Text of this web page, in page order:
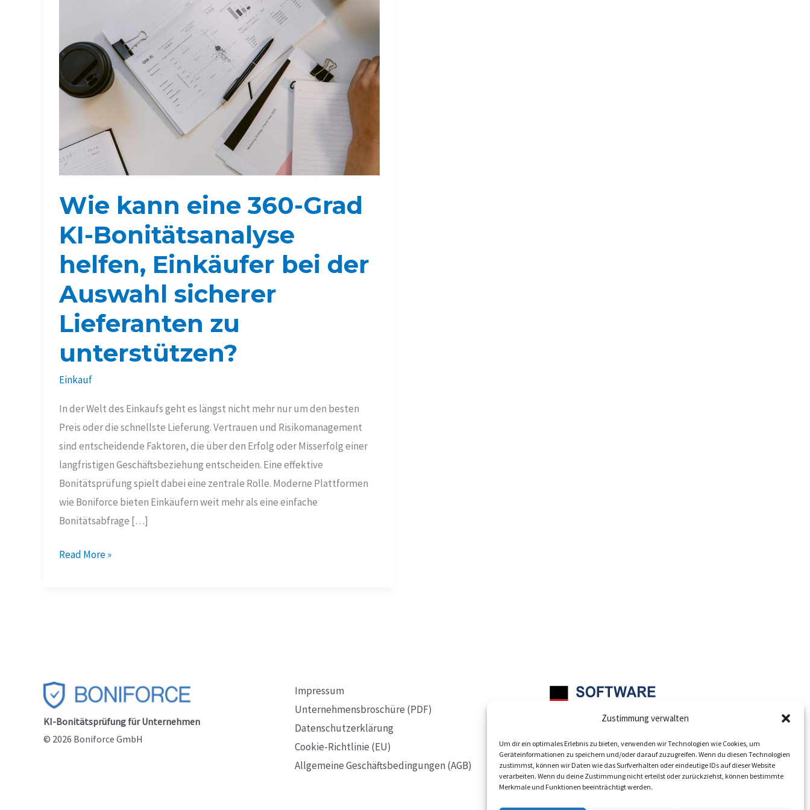
Zustimmung verwalten
Um dir ein optimales Erlebnis zu bieten, verwenden wir Technologien wie Cookies, um
Geräteinformationen zu speichern und/oder darauf zuzugreifen. Wenn du diesen Technologien
zustimmst, können wir Daten wie das Surfverhalten oder eindeutige IDs auf dieser Website
verarbeiten. Wenn du deine Zustimmung nicht erteilst oder zurückziehst, können bestimmte
Merkmale und Funktionen beeinträchtigt werden.
Wie kann eine 360-Grad
KI-Bonitätsanalyse
helfen, Einkäufer bei der
Auswahl sicherer
Lieferanten zu
unterstützen?
Einkauf
In der Welt des Einkaufs geht es längst nicht mehr nur um den besten
Preis oder die schnellste Lieferung. Vertrauen und Risikomanagement
sind entscheidende Faktoren, die über den Erfolg oder Misserfolg einer
langfristigen Geschäftsbeziehung entscheiden. Eine effektive
Bonitätsprüfung spielt dabei eine zentrale Rolle. Moderne Plattformen
wie Boniforce bieten Einkäufern weit mehr als eine einfache
Bonitätsabfrage […]
Wie
helfen,
Einkäufer
bei
der
Read More »
KI-Bonitätsprüfung für Unternehmen
© 2026 Boniforce GmbH
Impressum
Unternehmensbroschüre (PDF)
Datenschutzerklärung
Cookie-Richtlinie (EU)
Allgemeine Geschäftsbedingungen (AGB)
Mit Sitz in Düsseldorf